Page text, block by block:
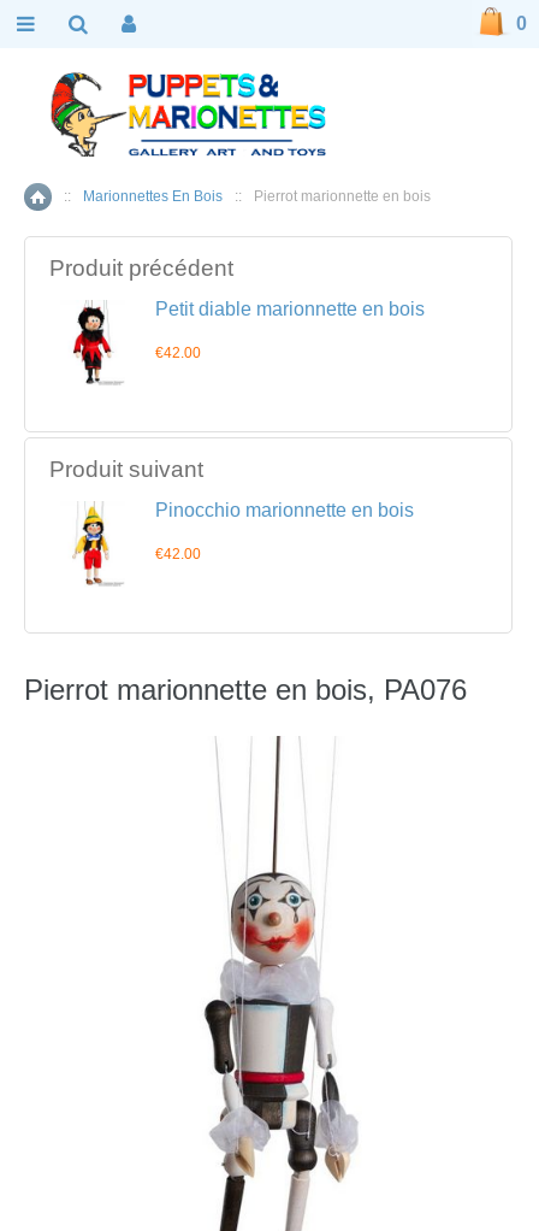
Accueil
:: Marionnettes En Bois :: Pierrot marionnette en bois
Produit précédent
Petit diable marionnette en bois
€42.00
Produit suivant
Pinocchio marionnette en bois
€42.00
Pierrot marionnette en bois, PA076
0